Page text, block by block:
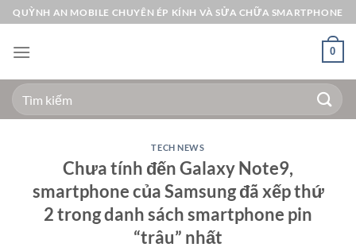
Bỏ
qua
nội
QUỲNH AN MOBILE CHUYÊN ÉP KÍNH VÀ SỬA CHỮA SMARTPHONE
0
Tìm
kiếm:
TECH NEWS
Chưa tính đến Galaxy Note9,
smartphone của Samsung đã xếp thứ
2 trong danh sách smartphone pin
“trâu” nhất